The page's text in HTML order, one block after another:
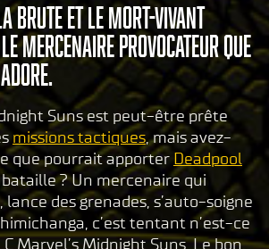
la brute et le mort-vivant
mercenaire provocateur que
Suns est peut-être prête
missions tactiques, mais avez-
que pourrait apporter Deadpool
? Un mercenaire qui
des grenades, s’auto-soigne
c’est tentant n’est-ce
Marvel’s Midnight Suns, Le bon,